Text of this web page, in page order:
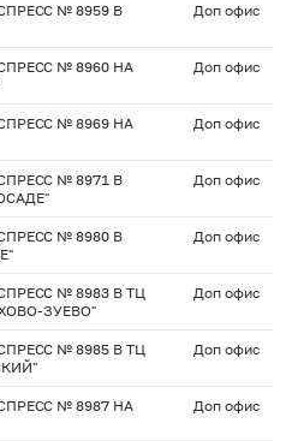
№ 8959 В
Доп офис
№ 8960 НА
Доп офис
№ 8969 НА
Доп офис
№ 8971 В
Доп офис
№ 8980 В
Доп офис
№ 8983 В ТЦ
ЗУЕВО"
Доп офис
№ 8985 В ТЦ
Доп офис
№ 8987 НА
Доп офис